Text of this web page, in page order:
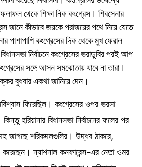
ফলাফল থেকে শিক্ষা নিক কংগ্রেস। শিবসেনার
জানে কীভাবে জয়কে পরাজয়ের পথে নিয়ে যেতে
পাশাপাশি কংগ্রেসের দিক থেকে মুখ ফেরাল
নির্বাচনে কংগ্রেসের ভরাডুবির পরই আপ
সঙ্গে আসন সমঝোতায় যাবে না তারা।
বুধবার একথা জানিয়ে দেন।
ফিরেছিল। কংগ্রেসের ওপর ভরসা
হরিয়ানার বিধানসভা নির্বাচনের ফলের পর
জাগছে শরিকদলগুলির। উদ্ধব ঠাকরে,
ন্যাশনাল কনফারেন্স-এর নেতা ওমর